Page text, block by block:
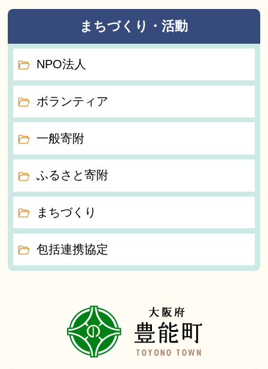
まちづくり・活動
NPO法人
ボランティア
一般寄附
ふるさと寄附
まちづくり
包括連携協定